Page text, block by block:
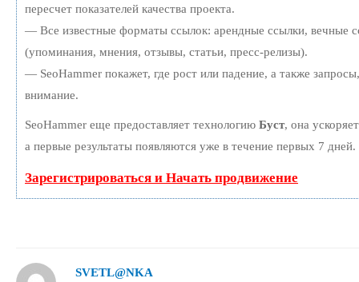
пересчет показателей качества проекта.
— Все известные форматы ссылок: арендные ссылки, вечные
(упоминания, мнения, отзывы, статьи, пресс-релизы).
— SeoHammer покажет, где рост или падение, а также
внимание.
SeoHammer еще предоставляет технологию Буст, она
а первые результаты появляются уже в течение первых 7 дней.
Зарегистрироваться и Начать продвижение
SVETL@NKA